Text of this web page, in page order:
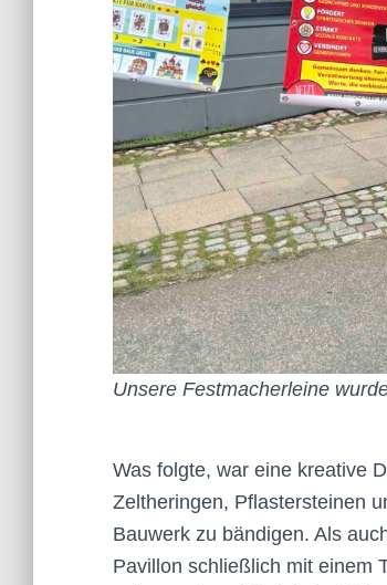
Unsere Festmacherleine
Was folgte, war eine kreative
Zeltheringen, Pflastersteinen
Bauwerk zu bändigen. Als
Pavillon schließlich mit einem